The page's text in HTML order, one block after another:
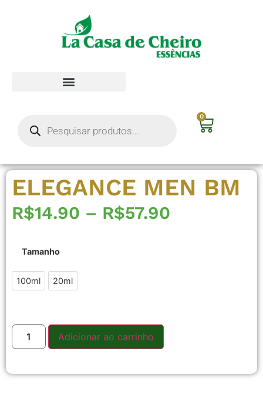
0
ELEGANCE MEN BM
R$14.90 – R$57.90
Tamanho
100ml 20ml
Adicionar ao carrinho